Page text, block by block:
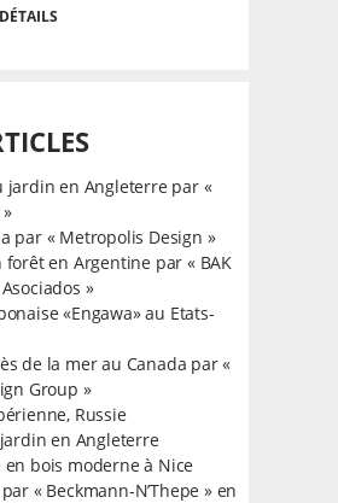
jardin en Angleterre par «
par « Metropolis Design »
forêt en Argentine par « BAK
»
«Engawa» au Etats-
de la mer au Canada par «
Group »
Russie
en Angleterre
en bois moderne à Nice
« Beckmann-N’Thepe » en